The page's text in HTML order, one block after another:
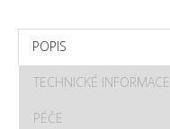
POPIS
TECHNICKÉ INFORMACE
PÉČE